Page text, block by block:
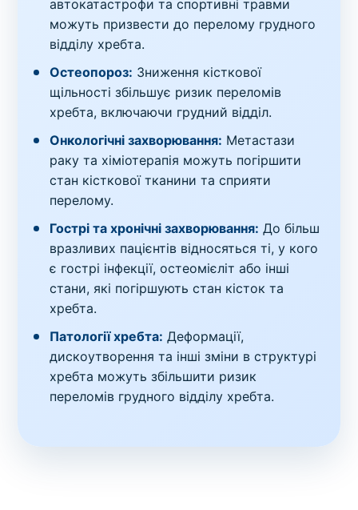
автокатастрофи та спортивні травми
можуть призвести до перелому грудного
відділу хребта.
Остеопороз: Зниження кісткової
щільності збільшує ризик переломів
хребта, включаючи грудний відділ.
Онкологічні захворювання: Метастази
раку та хіміотерапія можуть погіршити
стан кісткової тканини та сприяти
перелому.
Гострі та хронічні захворювання: До більш
вразливих пацієнтів відносяться ті, у кого
є гострі інфекції, остеомієліт або інші
стани, які погіршують стан кісток та
хребта.
Патології хребта: Деформації,
дискоутворення та інші зміни в структурі
хребта можуть збільшити ризик
переломів грудного відділу хребта.